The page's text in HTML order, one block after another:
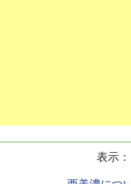
表示